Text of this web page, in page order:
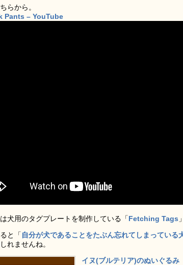
らから。
Pants – YouTube
犬用のタグプレートを制作している「Fetching Tags
と「 自分が犬であることをたぶん忘れてしまっている
れませんね。
イヌ(ブルテリア)のぬいぐる